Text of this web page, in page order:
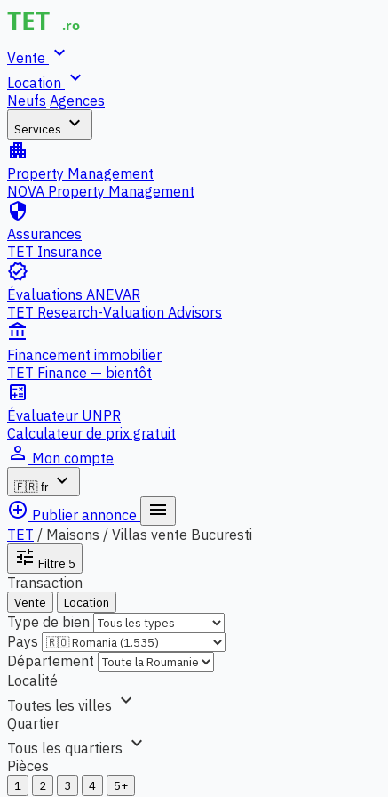
Vente expand_more
Location expand_more
Neufs Agences
Services expand_more
apartment
Property Management
NOVA Property Management
security
Assurances
TET Insurance
verified
Évaluations ANEVAR
TET Research-Valuation Advisors
account_balance
Financement immobilier
TET Finance — bientôt
calculate
Évaluateur UNPR
Calculateur de prix gratuit
person_outline Mon compte
🇫🇷 fr
expand_more
add_circle_outline Publier annonce menu
TET / Maisons / Villas vente Bucuresti
tune Filtre 5
Transaction
Vente Location
Type de bien
Pays
Département
Localité
Toutes les villes expand_more
Quartier
Tous les quartiers expand_more
Pièces
1 2 3 4 5+